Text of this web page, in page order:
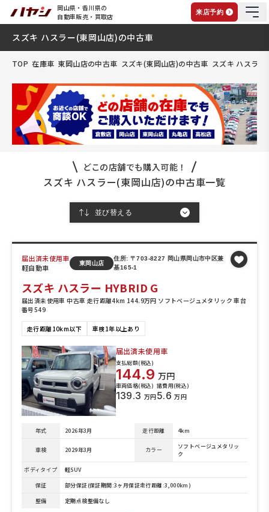
岡山県・香川県の
自動車販売・買取店
来店予約
スズキ ハスラー(東岡山店)の中古車
TOP 在庫車 東岡山店の中古車 スズキ(東岡山店)の中古車 スズキ ハスラ
どこの店舗でも購入可能！
スズキ ハスラー(東岡山店)の中古車一覧
届出済未使用車
軽自動車
東岡山店
住所: 〒703-8227 岡山県岡山市中区兼
基165-1
スズキ ハスラー HYBRID G
届出済未使用車 中古車 走行距離4km 144.9万円 ソフトベージュメタリック 車台
番号549
走行距離10km以下 車検1年以上あり
届出済未使用車
支払総額(税込)
144.9 万円
車両価格(税込)
139.3 万円
諸費用(税込)
5.6 万円
年式 2026年3月 走行距離 4km
車検 2029年3月 カラー
ソフトベージュメタリッ
ク
ボディタイプ
軽SUV
保証
部分保証(保証期間:3ヶ月保証走行距離:3,000km)
整備
定期点検整備なし